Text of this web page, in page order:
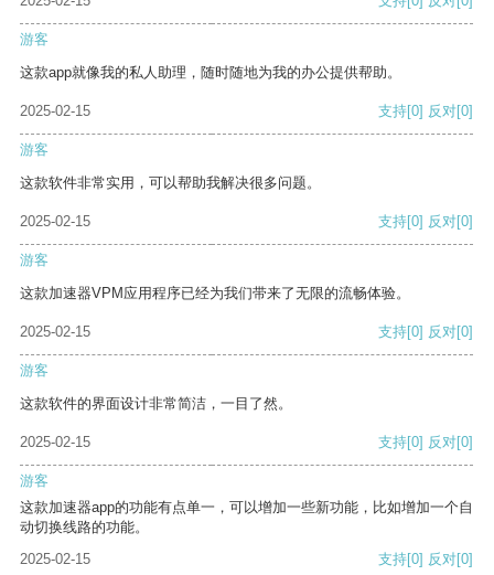
游客
这款app就像我的私人助理，随时随地为我的办公提供帮助。
2025-02-15 支持[0] 反对[0]
游客
这款软件非常实用，可以帮助我解决很多问题。
2025-02-15 支持[0] 反对[0]
游客
这款加速器VPM应用程序已经为我们带来了无限的流畅体验。
2025-02-15 支持[0] 反对[0]
游客
这款软件的界面设计非常简洁，一目了然。
2025-02-15 支持[0] 反对[0]
游客
这款加速器app的功能有点单一，可以增加一些新功能，比如增加一个自
动切换线路的功能。
2025-02-15
支持[0] 反对[0]